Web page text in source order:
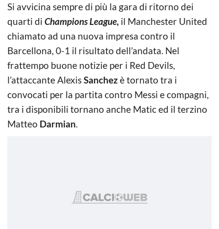
Si avvicina sempre di più la gara di ritorno dei
quarti di Champions League, il Manchester United
chiamato ad una nuova impresa contro il
Barcellona, 0-1 il risultato dell’andata. Nel
frattempo buone notizie per i Red Devils,
l’attaccante AlexisSanchezè tornato tra i
convocati per la partita contro Messi e compagni,
tra i disponibili tornano anche Matic ed il terzino
Matteo Darmian.